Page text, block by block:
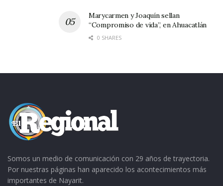
Marycarmen y Joaquín sellan
“Compromiso de vida”, en Ahuacatlán
0 SHARES
Somos un medio de comunicación con 29 años de trayectoria.
Por nuestras páginas han aparecido los acontecimientos más
importantes de Nayarit.